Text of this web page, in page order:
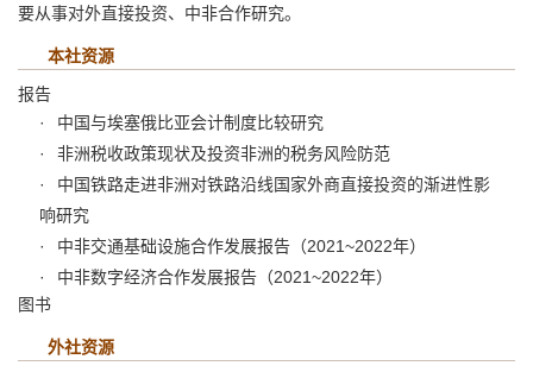
要从事对外直接投资、中非合作研究。
本社资源
报告
中国与埃塞俄比亚会计制度比较研究
非洲税收政策现状及投资非洲的税务风险防范
中国铁路走进非洲对铁路沿线国家外商直接投资的渐进性影
响研究
中非交通基础设施合作发展报告（2021~2022年）
中非数字经济合作发展报告（2021~2022年）
图书
外社资源